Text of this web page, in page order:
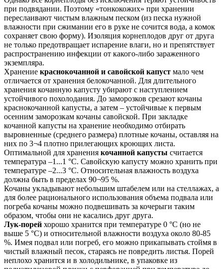
при подвядании. Поэтому «тонкокожих» при хранении
переслаивают чистым влажным песком (из песка нужной
влажности при сжимании его в руке не сочится вода, а комок
сохраняет свою форму). Изоляция корнеплодов друг от друга
не только предотвращает испарение влаги, но и препятствует
распространению инфекции от какого-либо зараженного
экземпляра.
Хранение краснокочанной и савойской капуст мало чем
отличается от хранения белокочанной. Для длительного
хранения кочанную капусту убирают с наступлением
устойчивого похолодания. До заморозков срезают кочаны
краснокочанной капусты, а затем – устойчивые к первым
осенним заморозкам кочаны савойской. При закладке
кочанной капусты на хранение необходимо отбирать
выровненные (среднего размера) плотные кочаны, оставляя на
них по 3¬4 плотно прилегающих кроющих листа.
Оптимальной для хранения кочанной капусты считается
температура –1...1 °C. Савойскую капусту можно хранить при
температуре –2...3 °C. Относительная влажность воздуха
должна быть в пределах 90¬95 %.
Кочаны укладывают небольшим штабелем или на стеллажах, а
для более рационального использования объема подвала или
погреба кочаны можно подвешивать за кочерыги таким
образом, чтобы они не касались друг друга.
Лук-порей хорошо хранится при температуре 0 °C (но не
выше 5 °C) и относительной влажности воздуха около 80-85
%. Имея подвал или погреб, его можно прикапывать стоймя в
чистый влажный песок, стараясь не повредить листья. Порей
неплохо хранится и в холодильнике, в упаковке из